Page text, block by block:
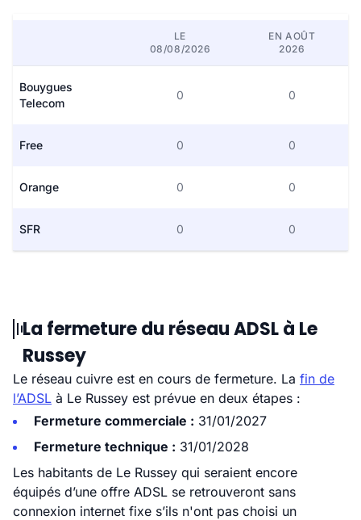
LE
08/08/2026
EN AOÛT
2026
Bouygues
Telecom
0 0
Free 0 0
Orange 0 0
SFR 0 0
La fermeture du réseau ADSL à Le
Russey
Le réseau cuivre est en cours de fermeture. La fin de
l’ADSL à Le Russey est prévue en deux étapes :
Fermeture commerciale : 31/01/2027
Fermeture technique : 31/01/2028
Les habitants de Le Russey qui seraient encore
équipés d’une offre ADSL se retrouveront sans
connexion internet fixe s’ils n'ont pas choisi un